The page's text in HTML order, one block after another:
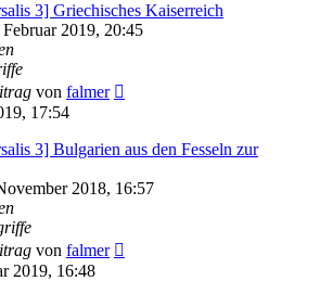
3] Griechisches Kaiserreich
Februar 2019, 20:45
von falmer
17:54
3] Bulgarien aus den Fesseln zur
2018, 16:57
von falmer
2019, 16:48